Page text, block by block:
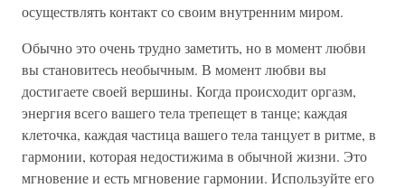
осуществлять контакт со своим внутренним миром.
Обычно это очень трудно заметить, но в момент любви
вы становитесь необычным. В момент любви вы
достигаете своей вершины. Когда происходит оргазм,
энергия всего вашего тела трепещет в танце; каждая
клеточка, каждая частица вашего тела танцует в ритме, в
гармонии, которая недостижима в обычной жизни. Это
мгновение и есть мгновение гармонии. Используйте его